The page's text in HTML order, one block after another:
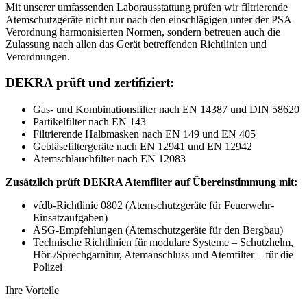
Mit unserer umfassenden Laborausstattung prüfen wir filtrierende
Atemschutzgeräte nicht nur nach den einschlägigen unter der PSA
Verordnung harmonisierten Normen, sondern betreuen auch die
Zulassung nach allen das Gerät betreffenden Richtlinien und
Verordnungen.
DEKRA prüft und zertifiziert:
Gas- und Kombinationsfilter nach EN 14387 und DIN 58620
Partikelfilter nach EN 143
Filtrierende Halbmasken nach EN 149 und EN 405
Gebläsefiltergeräte nach EN 12941 und EN 12942
Atemschlauchfilter nach EN 12083
Zusätzlich prüft DEKRA Atemfilter auf Übereinstimmung mit:
vfdb-Richtlinie 0802 (Atemschutzgeräte für Feuerwehr-
Einsatzaufgaben)
ASG-Empfehlungen (Atemschutzgeräte für den Bergbau)
Technische Richtlinien für modulare Systeme – Schutzhelm,
Hör-/Sprechgarnitur, Atemanschluss und Atemfilter – für die
Polizei
Ihre Vorteile